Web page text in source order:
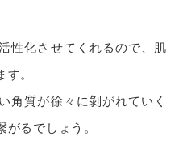
性化させてくれるので、肌
。
角質が徐々に剝がれていく
るでしょう。